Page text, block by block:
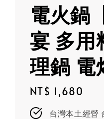
電火鍋
宴 多用
理鍋 電
Regular
price
NT$ 1,680
台灣本土經營